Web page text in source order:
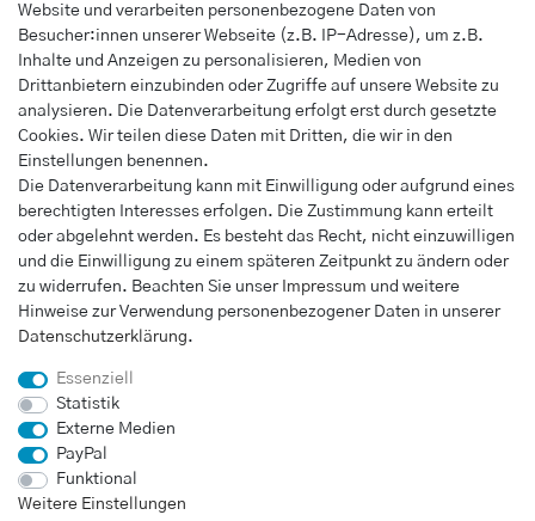
Website und verarbeiten personenbezogene Daten von
Besucher:innen unserer Webseite (z.B. IP-Adresse), um z.B.
Inhalte und Anzeigen zu personalisieren, Medien von
Drittanbietern einzubinden oder Zugriffe auf unsere Website zu
analysieren. Die Datenverarbeitung erfolgt erst durch gesetzte
Cookies. Wir teilen diese Daten mit Dritten, die wir in den
Einstellungen benennen.
Die Datenverarbeitung kann mit Einwilligung oder aufgrund eines
berechtigten Interesses erfolgen. Die Zustimmung kann erteilt
oder abgelehnt werden. Es besteht das Recht, nicht einzuwilligen
und die Einwilligung zu einem späteren Zeitpunkt zu ändern oder
zu widerrufen. Beachten Sie unser Impressum und weitere
Hinweise zur Verwendung personenbezogener Daten in unserer
Daten­schutz­erklärung.
Essenziell
Statistik
Externe Medien
PayPal
Funktional
Weitere Einstellungen
Wunschliste
Warenkorb
Kasse
INFORMATIONEN
Widerrufs­recht
Impressum
Daten­schutz­erklärung
AGB
Vertrag widerrufen
UNTERNEHMEN
Kontakt